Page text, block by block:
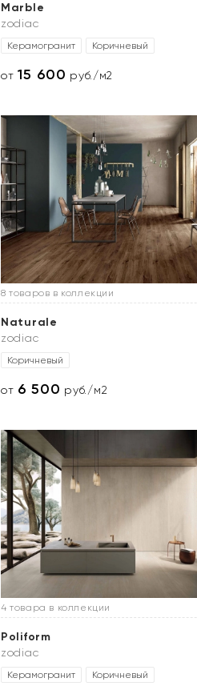
Marble
zodiac
Керамогранит Коричневый
от15 600 руб./м2
8 товаров в коллекции
Naturale
zodiac
Коричневый
от 6 500 руб./м2
4 товара в коллекции
Poliform
zodiac
Керамогранит Коричневый